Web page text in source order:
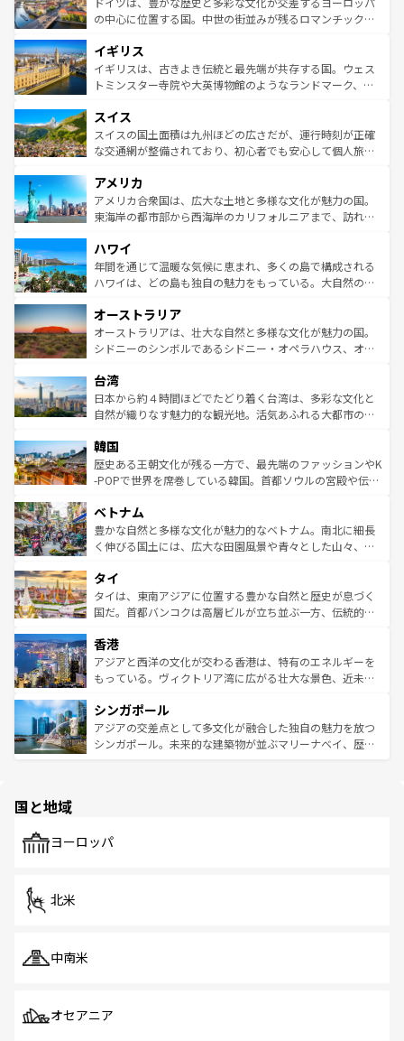
ンテンツ一覧を参照してほしい。
から魅了する。また、フランスは美食の国としても知ら
いる。シャンパンの発祥地であるランス、プロヴァンスの
香り高いラベンダー畑など、多彩な楽しみ方が可能だ。さ
らに、パリ以外の地域にも魅力が溢れており、どの街角に
れる地方に足を運ぶとそれぞれで全く異なる文化を体験で
きるだろう。 なお、新着のフランス情報はコンテンツ一覧
を参照してほしい。
の中心に位置する国。中世の街並みが残るロマンチック街
顔を持つこの国は、どこを歩いても飽きることがない。ベ
ルリンの文化的活気、バイエルン州のアルプスの絶景、そ
してライン川沿いのワイン畑といった風景は必見。ビール
は、お酒好きな人にはぜひ体験してほしい。 なお、新着の
ドイツ情報はコンテンツ一覧を参照してほしい。
イギリス
イギリスは、古きよき伝統と最先端が共存する国。ウェス
トミンスター寺院や大英博物館のようなランドマーク、歴
リアごとに異なる魅力がある。また、優雅なアフタヌーン
ティー、ビール好きにはたまらない英国パブ、サッカー観
戦など、本場だからこそできる体験も豊富。イギリスを旅
ンツ一覧を参照してほしい。
スイス
スイスの国土面積は九州ほどの広さだが、運行時刻が正確
な交通網が整備されており、初心者でも安心して個人旅行
の建物がそのまま残る町や、スイスならではのユニークな
博物館もあり、アルプス観光だけでなく町歩きも満喫する
ことができる。国民の所得が高いため物価も高いが、旅行
ば市内交通費無料で観光を楽しむこともできる。 なお、新
着のスイス情報はコンテンツ一覧 を参照してほしい。
アメリカ
アメリカ合衆国は、広大な土地と多様な文化が魅力の国。
東海岸の都市部から西海岸のカリフォルニアまで、訪れる
のような巨大都市は、観光、ショッピング、エンターテイ
ンメントが詰まった刺激的なスポットだ。一方、アメリカ
西部には大自然が広がり、グランドキャニオンやイエロー
部のニューオーリンズでは、音楽と美食が融合した独特の
文化が魅力。旅行者はアメリカの各地域で異なる魅力を楽
しみながら、その多様性と豊かな歴史を感じることができ
ならではの贅沢な旅のスタイルだ。 なお、新着のアメリカ
情報はコンテンツ一覧を参照してほしい。
ハワイ
年間を通じて温暖な気候に恵まれ、多くの島で構成される
ハワイは、どの島も独自の魅力をもっている。大自然の神
ワイ島は見逃せない。また、定番の観光地といえばオアフ
島だが、静かな自然を求めるならマウイ島やカウアイ島が
おすすめ。エメラルドグリーンに輝く海をはじめ、豊かな
れるおもてなしの心で訪れる人々を迎えてくれるハワイの
人々、おいしいローカルフードやハワイアンミュージッ
ク、伝統的なフラダンスなど、すべてがハワイの魅力を彩
ワイを、存分に味わってほしい。 なお、新着のハワイ情報
はコンテンツ一覧を参照してほしい。
オーストラリア
オーストラリアは、壮大な自然と多様な文化が魅力の国。
シドニーのシンボルであるシドニー・オペラハウス、オー
リアリーフや大陸中央部にそびえるウルル（エアーズロッ
ク）、タスマニアの美しい原生林やケアンズの熱帯雨林な
ど、見どころがたくさん。また、カフェやワイン、オージ
いる。アクティビティも充実しており、サーフィンやダイ
ビング、ハイキングなど、アウトドア好きにはたまらな
い。オーストラリアの多彩な魅力を存分に味わいつくそ
参照してほしい。
台湾
日本から約４時間ほどでたどり着く台湾は、多彩な文化と
自然が織りなす魅力的な観光地。活気あふれる大都市の台
ン）、静ひつな山岳地帯である台湾東部など、都市の喧騒
と山間の静けさが共存しており、訪れる人に新しい発見と
驚きをもたらしてくれる。また、奥深い台湾の食文化も魅
容にもいいと評判のスイーツなど、バラエティ豊かな料理
が味わえる。 なお、新着の台湾情報は コンテンツ一覧を参
照してほしい。
韓国
歴史ある王朝文化が残る一方で、最先端のファッションやK
-POPで世界を席巻している韓国。首都ソウルの宮殿や伝統
き、地方に足を延ばせば四季折々の自然美を楽しむことが
できる。そして、キムチや焼肉、絶品のストリートフード
まで、さまざまな韓国料理が待っている。夜には、韓国な
リティに包まれながら、韓国の多彩な魅力を心ゆくまで味
わってみてほしい。 なお、新着の韓国情報はコンテンツ一
覧を参照してほしい。
ベトナム
豊かな自然と多様な文化が魅力的なベトナム。南北に細長
く伸びる国土には、広大な田園風景や青々とした山々、世
急速な発展と共に伝統が息づく。ハノイの古い町並みやホ
ーチミン市のフランス統治時代の建物も、独特の雰囲気を
醸し出している。また、バラエティの豊かさとおいしさで
とつ。フォーやバインミー、ベトナムコーヒーなどは、ぜ
ひ現地で味わいたい。どの地域を訪れてもあたたかい人々
が旅行者を迎えてくれるので、きっと忘れられない旅にな
参照してほしい。
タイ
タイは、東南アジアに位置する豊かな自然と歴史が息づく
国だ。首都バンコクは高層ビルが立ち並ぶ一方、伝統的な
の活気が交差している。北部ではチェンマイなどの山岳地
帯で自然と触れ合い、南部ではプーケットやクラビの美し
いビーチでリゾート気分を楽しむことができる。タイ料理
激する。気候は一年中温暖で、どの季節にも異なる楽しみ
が待っている。親しみやすいタイの人々、仏教を中心とし
た文化、そして多様な観光資源が、訪れる旅人を魅了し続
香港
アジアと西洋の文化が交わる香港は、特有のエネルギーを
もっている。ヴィクトリア湾に広がる壮大な景色、近未来
み、どこを訪れても感動するはず。観光スポットが密集し
ており、効率よく見どころを回れるのも魅力。息をのむよ
うな絶景から文化的な体験まで、香港を存分に楽しみ尽く
シンガポール
アジアの交差点として多文化が融合した独自の魅力を放つ
シンガポール。未来的な建築物が並ぶマリーナベイ、歴史
で、ホーカーズは地元の風情を楽しめる外せないスポット
国と地域
ヨーロッパ
北米
中南米
オセアニア